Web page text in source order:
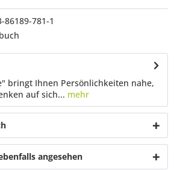
86189-781-1
bringt Ihnen Persönlichkeiten nahe,
auf sich... mehr
angesehen